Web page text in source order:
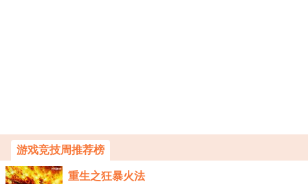
游戏竞技周推荐榜
重生之狂暴火法